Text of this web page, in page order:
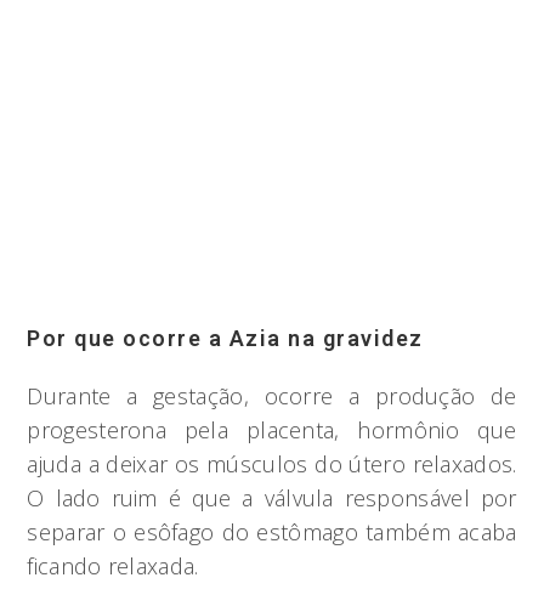
Por que ocorre a Azia na gravidez
Durante a gestação, ocorre a produção de
progesterona pela placenta, hormônio que
ajuda a deixar os músculos do útero relaxados.
O lado ruim é que a válvula responsável por
separar o esôfago do estômago também acaba
ficando relaxada.